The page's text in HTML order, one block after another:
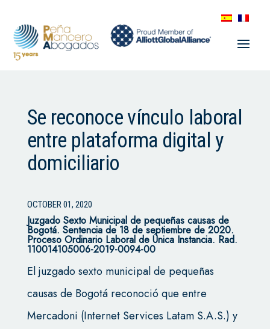
Se reconoce vínculo laboral
entre plataforma digital y
domiciliario
OCTOBER 01, 2020
Juzgado Sexto Municipal de pequeñas causas de
Bogotá. Sentencia de 18 de septiembre de 2020.
Proceso Ordinario Laboral de Única Instancia. Rad.
110014105006-2019-0094-00
El juzgado sexto municipal de pequeñas
causas de Bogotá reconoció que entre
Mercadoni (Internet Services Latam S.A.S.) y